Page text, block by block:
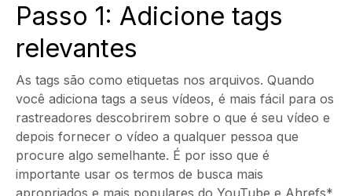
Passo 1: Adicione tags
relevantes
As tags são como etiquetas nos arquivos. Quando
você adiciona tags a seus vídeos, é mais fácil para os
rastreadores descobrirem sobre o que é seu vídeo e
depois fornecer o vídeo a qualquer pessoa que
procure algo semelhante. É por isso que é
importante usar os termos de busca mais
apropriados e mais populares do YouTube e Ahrefs*